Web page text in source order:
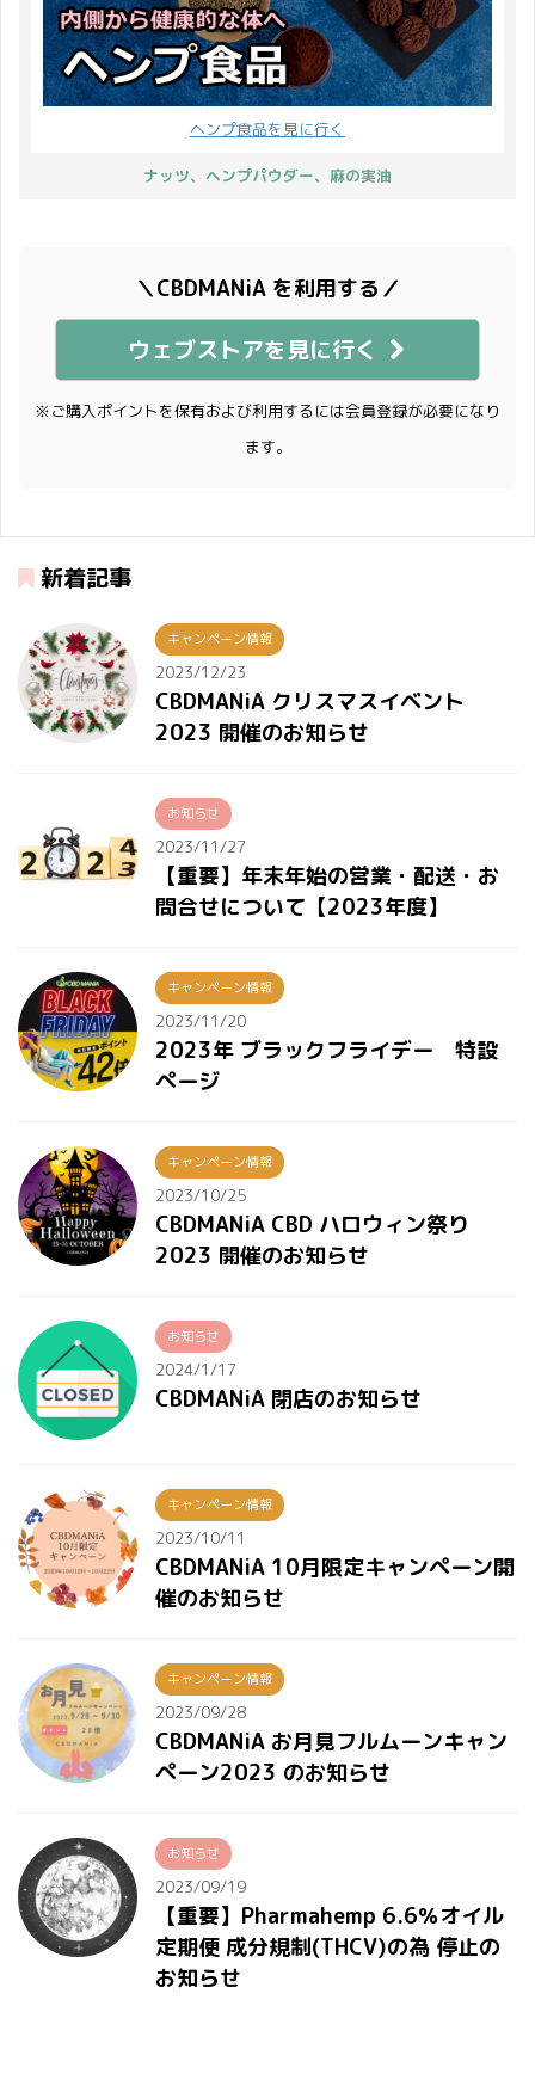
ヘンプ食品を見に行く
ナッツ、ヘンプパウダー、麻の実油
＼CBDMANiA を利用する／
ウェブストアを見に行く
※ご購入ポイントを保有および利用するには会員登録が必要になり
ます。
新着記事
キャンペーン情報
2023/12/23
CBDMANiA クリスマスイベント
2023 開催のお知らせ
お知らせ
2023/11/27
【重要】年末年始の営業・配送・お
問合せについて【2023年度】
キャンペーン情報
2023/11/20
2023年 ブラックフライデー 特設
ページ
キャンペーン情報
2023/10/25
CBDMANiA CBD ハロウィン祭り
2023 開催のお知らせ
お知らせ
2024/1/17
CBDMANiA 閉店のお知らせ
キャンペーン情報
2023/10/11
CBDMANiA 10月限定キャンペーン開
催のお知らせ
キャンペーン情報
2023/09/28
CBDMANiA お月見フルムーンキャン
ペーン2023 のお知らせ
お知らせ
2023/09/19
【重要】Pharmahemp 6.6％オイル
定期便 成分規制(THCV)の為 停止の
お知らせ